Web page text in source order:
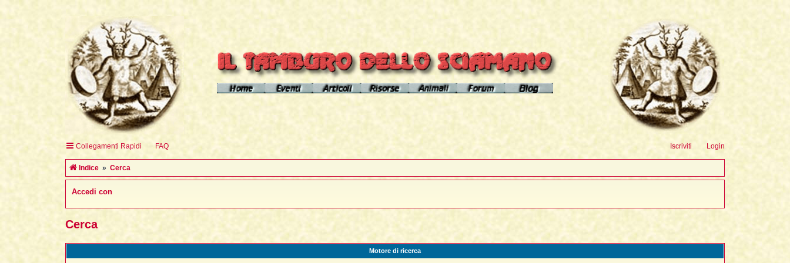
Homepage del sito
Homepage del mirror
English Homepage
Calendario eventi
Apprendistato Sciamanico
Indice articoli
Tséntsak e Spiriti Aiutanti
Il Flusso di esistenze
Vicente Júa
Il Cammino delle 24 Stelle
La predizione sciamanica
Contatto
Curanderos qualificati
Pagamenti
Introduzione
Pagina iniziale
I poteri degli animali
Anaconda
Aquila
Giaguaro
Collegamenti Rapidi FAQ Login
Iscriviti
Indice Cerca
Accedi con
Cerca
Motore di ricerca